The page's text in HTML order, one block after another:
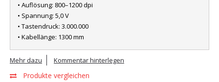
• Auflösung: 800–1200 dpi
• Spannung: 5,0 V
• Tastendruck: 3.000.000
• Kabellänge: 1300 mm
Mehr dazu Kommentar hinterlegen
Produkte vergleichen